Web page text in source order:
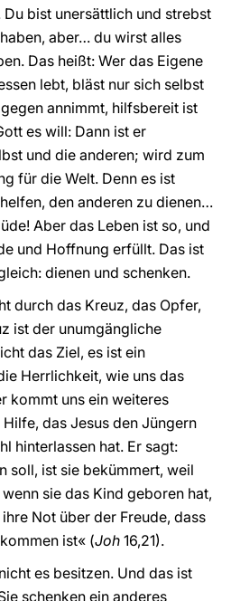
Du bist unersättlich und strebst
aber… du wirst alles
Das heißt: Wer das Eigene
lebt, bläst nur sich selbst
annimmt, hilfsbereit ist
es will: Dann ist er
und die anderen; wird zum
für die Welt. Denn es ist
den anderen zu dienen…
Aber das Leben ist so, und
und Hoffnung erfüllt. Das ist
dienen und schenken.
durch das Kreuz, das Opfer,
ist der unumgängliche
das Ziel, es ist ein
Herrlichkeit, wie uns das
kommt uns ein weiteres
das Jesus den Jüngern
hinterlassen hat. Er sagt:
soll, ist sie bekümmert, weil
sie das Kind geboren hat,
Not über der Freude, dass
ist« (Joh 16,21).
es besitzen. Und das ist
schenken ein anderes